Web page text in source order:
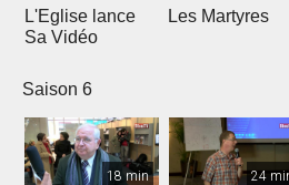
L'Eglise lance
Sa Vidéo
Les Martyres
Saison 6
18 min 24